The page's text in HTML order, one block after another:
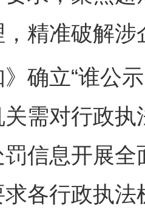
精准破解
立“谁公示
需对行政
信息开展
各行政执